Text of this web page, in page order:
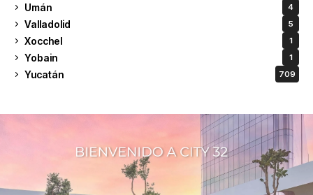
Umán 4
Valladolid 5
Xocchel 1
Yobain 1
Yucatán 709